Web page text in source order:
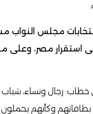
مجلس النواب
استقرار مصر، وعلى
خطاب: رجال ونساء،
بطاقاتهم وكأنهم